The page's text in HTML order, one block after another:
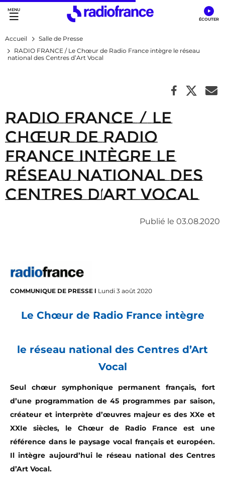
Accès direct :
Menu principal
Contenu
Accueil
Salle de Presse
RADIO FRANCE / Le Chœur de Radio France intègre le réseau
national des Centres d’Art Vocal
RADIO FRANCE / Le
Chœur de Radio
France intègre le
réseau national des
Centres d’Art Vocal
Publié le 03.08.2020
COMMUNIQUE DE PRESSE l Lundi 3 août 2020
Le Chœur de Radio France intègre
le réseau national des Centres d’Art
Vocal
Seul chœur symphonique permanent français, fort
d’une programmation de 45 programmes par saison,
créateur et interprète d’œuvres majeur es des XXe et
XXIe siècles, le Chœur de Radio France est une
référence dans le paysage vocal français et européen.
Il intègre aujourd’hui le réseau national des Centres
d’Art Vocal.